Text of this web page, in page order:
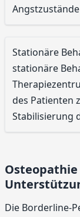
Stationäre
stationäre
des Patienten
Stabilisierung
Die Borderline-